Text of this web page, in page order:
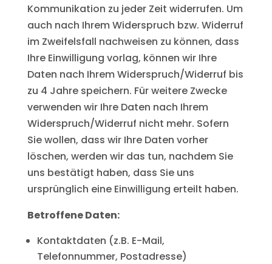
Kommunikation zu jeder Zeit widerrufen. Um
auch nach Ihrem Widerspruch bzw. Widerruf
im Zweifelsfall nachweisen zu können, dass
Ihre Einwilligung vorlag, können wir Ihre
Daten nach Ihrem Widerspruch/Widerruf bis
zu 4 Jahre speichern. Für weitere Zwecke
verwenden wir Ihre Daten nach Ihrem
Widerspruch/Widerruf nicht mehr. Sofern
Sie wollen, dass wir Ihre Daten vorher
löschen, werden wir das tun, nachdem Sie
uns bestätigt haben, dass Sie uns
ursprünglich eine Einwilligung erteilt haben.
Betroffene Daten:
Kontaktdaten (z.B. E-Mail,
Telefonnummer, Postadresse)